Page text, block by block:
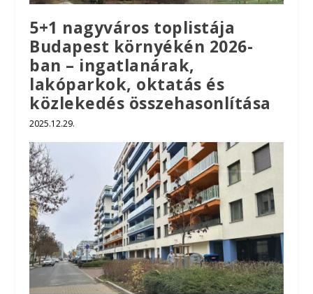
5+1 nagyváros toplistája
Budapest környékén 2026-
ban – ingatlanárak,
lakóparkok, oktatás és
közlekedés összehasonlítása
2025.12.29.